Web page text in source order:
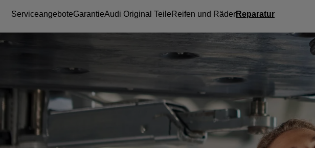
ServiceangeboteGarantieAudi Original Teile Reifen und RäderReparatur